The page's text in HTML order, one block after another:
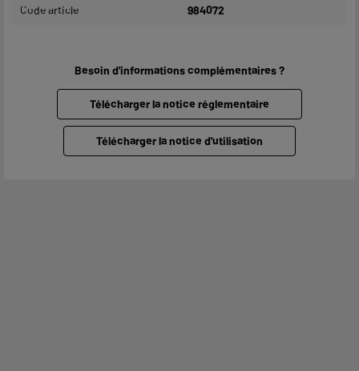
Code article 984072
Besoin d'informations complémentaires ?
Télécharger la notice réglementaire
Télécharger la notice d'utilisation